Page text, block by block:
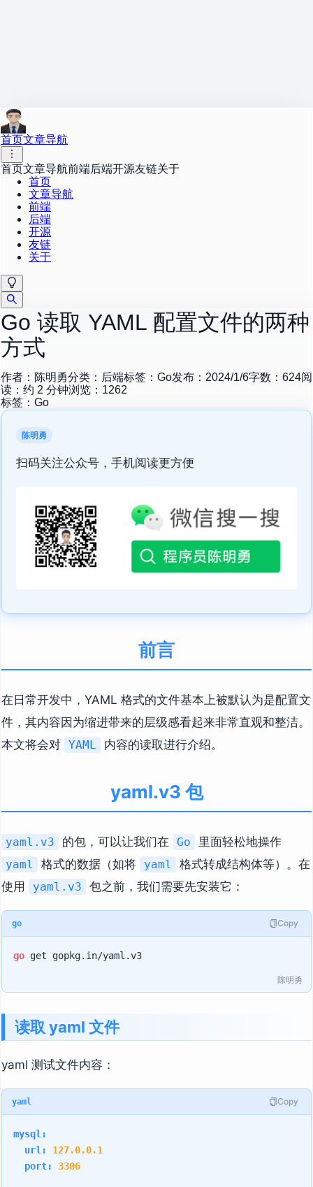
首页文章导航
首页文章导航前端后端开源友链关于
首页
文章导航
前端
后端
开源
友链
关于
Go 读取 YAML 配置文件的两种
方式
作者： 陈明勇分类： 后端标签： Go发布： 2024/1/6字数： 624阅
读：约 2 分钟浏览： 1262
标签： Go
陈明勇
扫码关注公众号，手机阅读更方便
前言
在日常开发中，YAML 格式的文件基本上被默认为是配置文
件，其内容因为缩进带来的层级感看起来非常直观和整洁。
本文将会对 YAML 内容的读取进行介绍。
yaml.v3 包
yaml.v3 的包，可以让我们在 Go 里面轻松地操作
yaml 格式的数据（如将 yaml
格式转成结构体等）。在
使用
yaml.v3 包之前，我们需要先安装它：
go Copy
go
陈明勇
读取 yaml 文件
yaml 测试文件内容：
yaml Copy
mysql:
url:
127.0.0.1
port:
3306